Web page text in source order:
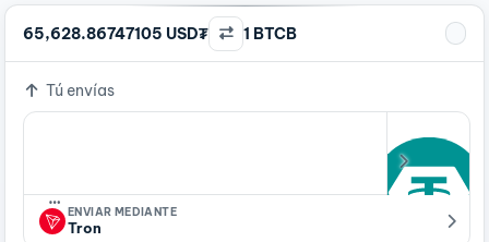
65,628.86747105 USD₮ 1 BTCB
Tú envías
…
ENVIAR MEDIANTE
Tron